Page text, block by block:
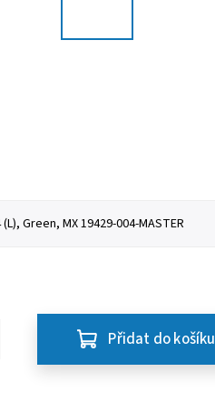
Přidat do košíku